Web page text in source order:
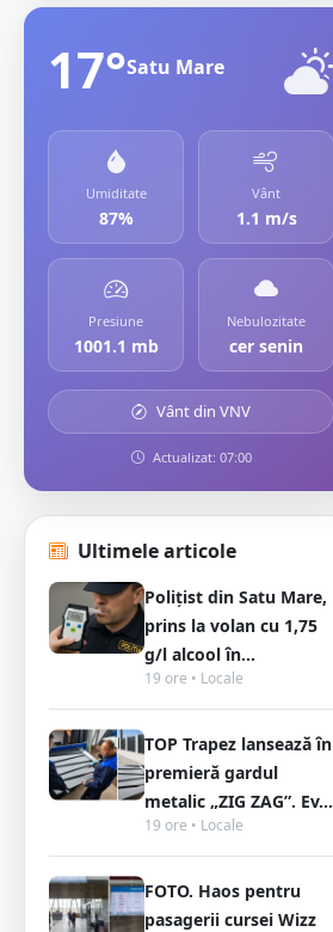
17°Satu Mare
Umiditate
87%
Vânt
1.1 m/s
Presiune
1001.1 mb
Nebulozitate
cer senin
Vânt din VNV
Actualizat: 07:00
Ultimele articole
Polițist din Satu Mare,
prins la volan cu 1,75
g/l alcool în...
19 ore • Locale
TOP Trapez lansează în
premieră gardul
metalic „ZIG ZAG”. Ev...
19 ore • Locale
FOTO. Haos pentru
pasagerii cursei Wizz